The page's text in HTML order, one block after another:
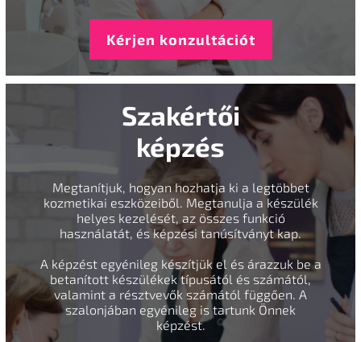
Kérjen konzultációt
Szakértői
képzés
Megtanítjuk, hogyan hozhatja ki a legtöbbet
kozmetikai eszközeiből. Megtanulja a készülék
helyes kezelését, az összes funkció
használatát, és képzési tanúsítványt kap.
A képzést egyénileg készítjük el és árazzuk be a
betanított készülékek típusától és számától,
valamint a résztvevők számától függően. A
szalonjában egyénileg is tartunk Önnek
képzést.